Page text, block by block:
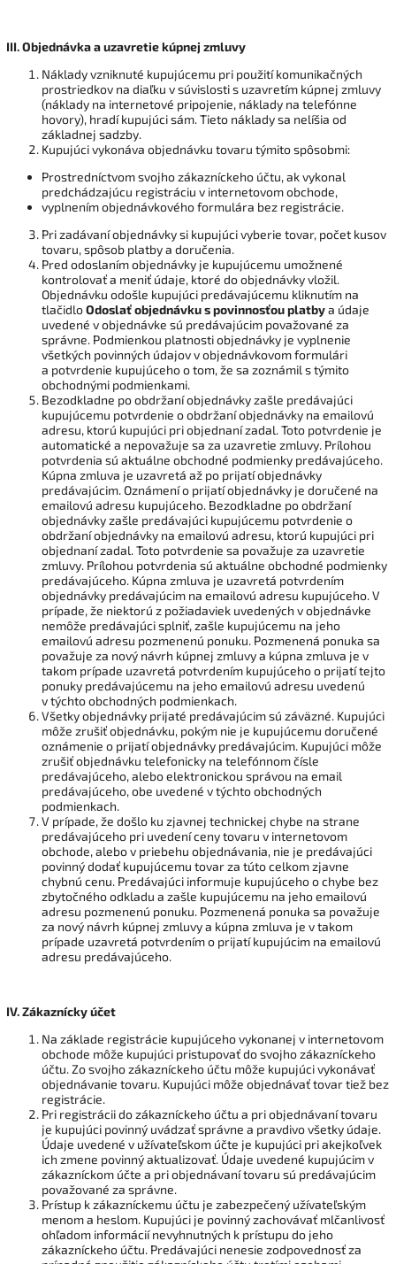
III.Objednávka a uzavretie kúpnej zmluvy
Náklady vzniknuté kupujúcemu pri použití komunikačných
prostriedkov na diaľku v súvislosti s uzavretím kúpnej zmluvy
(náklady na internetové pripojenie, náklady na telefónne
hovory), hradí kupujúci sám. Tieto náklady sa nelíšia od
základnej sadzby.
Kupujúci vykonáva objednávku tovaru týmito spôsobmi:
Prostredníctvom svojho zákazníckeho účtu, ak vykonal
predchádzajúcu registráciu v internetovom obchode,
vyplnením objednávkového formulára bez registrácie.
Pri zadávaní objednávky si kupujúci vyberie tovar, počet kusov
tovaru, spôsob platby a doručenia.
Pred odoslaním objednávky je kupujúcemu umožnené
kontrolovať a meniť údaje, ktoré do objednávky vložil.
Objednávku odošle kupujúci predávajúcemu kliknutím na
tlačidloOdoslať objednávku s povinnosťouplatbya údaje
uvedené v objednávke sú predávajúcim považované za
správne. Podmienkou platnosti objednávky je vyplnenie
všetkých povinných údajov v objednávkovom formulári
a potvrdenie kupujúceho o tom, že sa zoznámil s týmito
obchodnými podmienkami.
Bezodkladne po obdržaní objednávky zašle predávajúci
kupujúcemu potvrdenie o obdržaní objednávky na emailovú
adresu, ktorú kupujúci pri objednaní zadal. Toto potvrdenie je
automatické a nepovažuje sa za uzavretie zmluvy. Prílohou
potvrdenia sú aktuálne obchodné podmienky predávajúceho.
Kúpna zmluva je uzavretá až po prijatí objednávky
predávajúcim. Oznámení o prijatí objednávky je doručené na
emailovú adresu kupujúceho. Bezodkladne po obdržaní
objednávky zašle predávajúci kupujúcemu potvrdenie o
obdržaní objednávky na emailovú adresu, ktorú kupujúci pri
objednaní zadal. Toto potvrdenie sa považuje za uzavretie
zmluvy. Prílohou potvrdenia sú aktuálne obchodné podmienky
predávajúceho. Kúpna zmluva je uzavretá potvrdením
objednávky predávajúcim na emailovú adresu kupujúceho. V
prípade, že niektorú z požiadaviek uvedených v objednávke
nemôže predávajúci splniť, zašle kupujúcemu na jeho
emailovú adresu pozmenenú ponuku. Pozmenená ponuka sa
považuje za nový návrh kúpnej zmluvy a kúpna zmluva je v
takom prípade uzavretá potvrdením kupujúceho o prijatí tejto
ponuky predávajúcemu na jeho emailovú adresu uvedenú
v týchto obchodných podmienkach.
Všetky objednávky prijaté predávajúcim sú záväzné. Kupujúci
môže zrušiť objednávku, pokým nie je kupujúcemu doručené
oznámenie o prijatí objednávky predávajúcim. Kupujúci môže
zrušiť objednávku telefonicky na telefónnom čísle
predávajúceho, alebo elektronickou správou na email
predávajúceho, obe uvedené v týchto obchodných
podmienkach.
V prípade, že došlo ku zjavnej technickej chybe na strane
predávajúceho pri uvedení ceny tovaru v internetovom
obchode, alebo v priebehu objednávania, nie je predávajúci
povinný dodať kupujúcemu tovar za túto celkom zjavne
chybnú cenu. Predávajúci informuje kupujúceho o chybe bez
zbytočného odkladu a zašle kupujúcemu na jeho emailovú
adresu pozmenenú ponuku. Pozmenená ponuka sa považuje
za nový návrh kúpnej zmluvy a kúpna zmluva je v takom
prípade uzavretá potvrdením o prijatí kupujúcim na emailovú
adresu predávajúceho.
IV.Zákaznícky účet
Na základe registrácie kupujúceho vykonanej v internetovom
obchode môže kupujúci pristupovať do svojho zákazníckeho
účtu. Zo svojho zákazníckeho účtu môže kupujúci vykonávať
objednávanie tovaru. Kupujúci môže objednávať tovar tiež bez
registrácie.
Pri registrácii do zákazníckeho účtu a pri objednávaní tovaru
je kupujúci povinný uvádzať správne a pravdivo všetky údaje.
Údaje uvedené v užívateľskom účte je kupujúci pri akejkoľvek
ich zmene povinný aktualizovať. Údaje uvedené kupujúcim v
zákazníckom účte a pri objednávaní tovaru sú predávajúcim
považované za správne.
Prístup k zákazníckemu účtu je zabezpečený užívateľským
menom a heslom. Kupujúci je povinný zachovávať mlčanlivosť
ohľadom informácií nevyhnutných k prístupu do jeho
zákazníckeho účtu. Predávajúci nenesie zodpovednosť za